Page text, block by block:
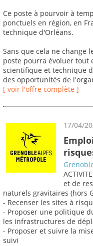
Ce poste à pourvoir à
ponctuels en région, en
technique d'Orléans.
Sans que cela ne change
poste pourra évoluer tout
scientifique et technique
des opportunités de
[ voir l'offre complète ]
17/04/
et de
naturels gravitaires (hors
- Recenser les sites à
- Proposer une politique
les infrastructures de
- Proposer et suivre la
suivi